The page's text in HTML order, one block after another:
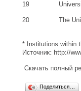
19
20 The
* Institutions within
Источник: http://
Скачать полный
Поделиться…